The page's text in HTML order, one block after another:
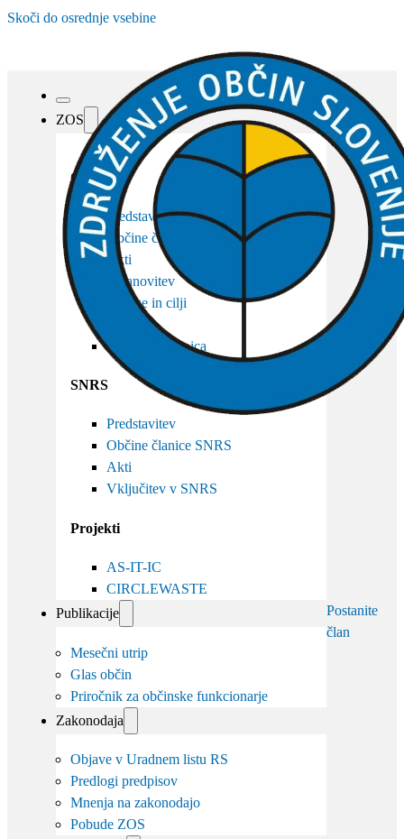
Skoči do osrednje vsebine
ZOS
O ZOS
Predstavitev
Občine članice
Akti
Ustanovitev
Naloge in cilji
Osebna izkaznica
SNRS
Predstavitev
Občine članice SNRS
Akti
Vključitev v SNRS
Projekti
AS-IT-IC
CIRCLEWASTE
Publikacije
Mesečni utrip
Glas občin
Priročnik za občinske funkcionarje
Zakonodaja
Objave v Uradnem listu RS
Predlogi predpisov
Mnenja na zakonodajo
Pobude ZOS
Postanite
član